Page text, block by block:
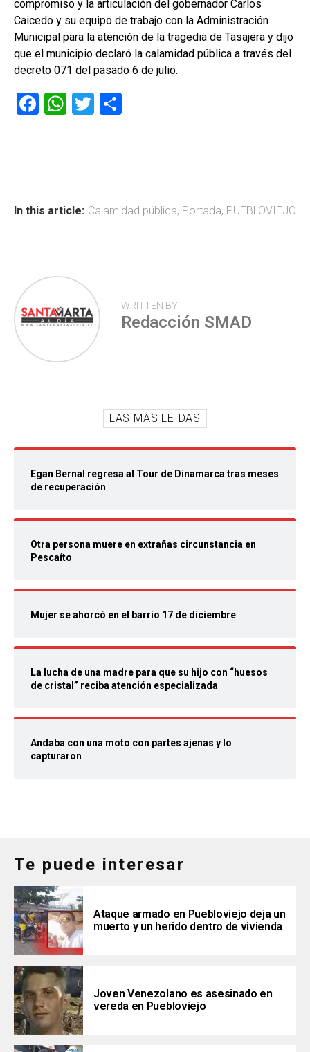
compromiso y la articulación del gobernador Carlos
Caicedo y su equipo de trabajo con la Administración
Municipal para la atención de la tragedia de Tasajera y dijo
que el municipio declaró la calamidad pública a través del
decreto 071 del pasado 6 de julio.
F
ok
W
p
T
tir
In this article: Calamidad pública, Portada, PUEBLOVIEJO
WRITTEN BY
Redacción SMAD
LAS MÁS LEIDAS
Egan Bernal regresa al Tour de Dinamarca tras meses
de recuperación
Otra persona muere en extrañas circunstancia en
Pescaíto
Mujer se ahorcó en el barrio 17 de diciembre
La lucha de una madre para que su hijo con “huesos
de cristal” reciba atención especializada
Andaba con una moto con partes ajenas y lo
capturaron
Te puede interesar
Ataque armado en Puebloviejo deja un
muerto y un herido dentro de vivienda
Joven Venezolano es asesinado en
vereda en Puebloviejo